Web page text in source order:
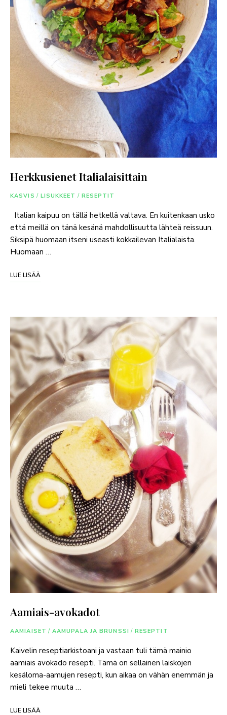
Herkkusienet Italialaisittain
KASVIS / LISUKKEET / RESEPTIT
Italian kaipuu on tällä hetkellä valtava. En kuitenkaan usko
että meillä on tänä kesänä mahdollisuutta lähteä reissuun.
Siksipä huomaan itseni useasti kokkailevan Italialaista.
Huomaan …
LUE LISÄÄ
Aamiais-avokadot
AAMIAISET / AAMUPALA JA BRUNSSI / RESEPTIT
Kaivelin reseptiarkistoani ja vastaan tuli tämä mainio
aamiais avokado resepti. Tämä on sellainen laiskojen
kesäloma-aamujen resepti, kun aikaa on vähän enemmän ja
mieli tekee muuta …
LUE LISÄÄ